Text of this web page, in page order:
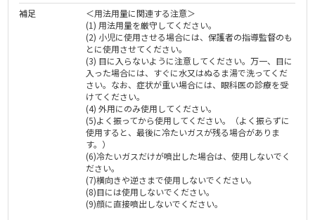
補足
＜用法用量に関連する注意＞
(1) 用法用量を厳守してください。
(2) 小児に使用させる場合には、保護者の指導監督のも
とに使用させてください。
(3) 目に入らないように注意してください。万一、目に
入った場合には、すぐに水又はぬるま湯で洗ってくだ
さい。なお、症状が重い場合には、眼科医の診療を受
けてください。
(4) 外用にのみ使用してください。
(5)よく振ってから使用してください。（よく振らずに
使用すると、最後に冷たいガスが残る場合がありま
す。）
(6)冷たいガスだけが噴出した場合は、使用しないでく
ださい。
(7)横向きや逆さまで使用しないでください。
(8)目には使用しないでください。
(9)顔に直接噴出しないでください。